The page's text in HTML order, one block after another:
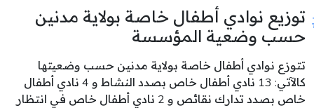
توزيع نوادي أطفال خاصة بولاية مدنين
حسب وضعية المؤسسة
تتوزع نوادي أطفال خاصة بولاية مدنين حسب وضعيتها
كالآتي: 13 نادي أطفال خاص بصدد النشاط و 4 نادي أطفال
خاص بصدد تدارك نقائص و 2 نادي أطفال خاص في انتظار